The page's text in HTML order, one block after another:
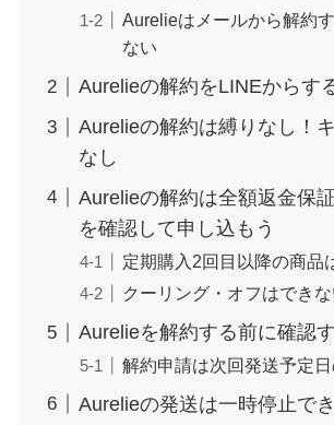
とめ！
詳しく
ユンス
らない
なにわ
なぜ解
電話以
る方法
ニューZ
Aurelieはメールから解約
ない
Aurelieの解約をLINEからす
Aurelieの解約は縛りなし！
なし
Aurelieの解約は全額返金保
を確認して申し込もう
定期購入2回目以降の商品
クーリング・オフはでき
Aurelieを解約する前に確認
解約申請は次回発送予定
Aurelieの発送は一時停止で